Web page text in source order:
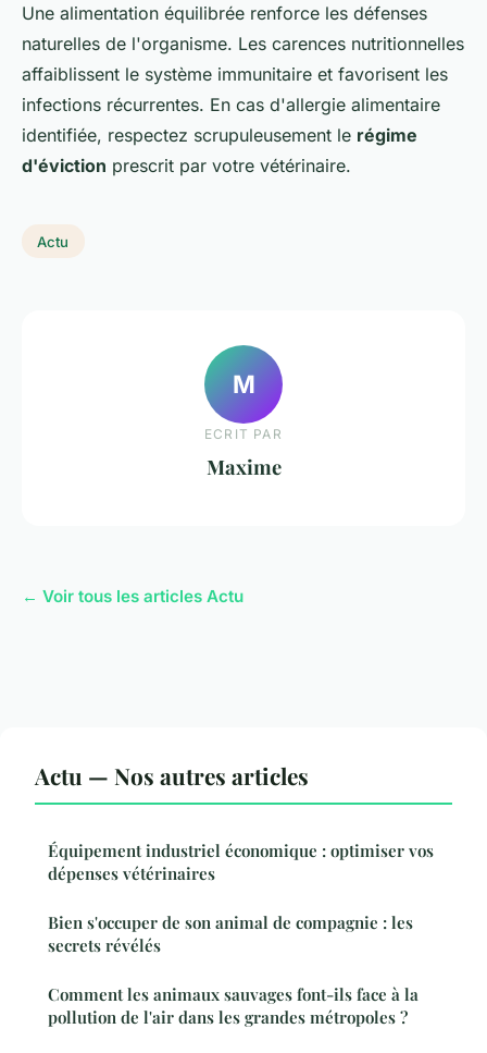
Une alimentation équilibrée renforce les défenses
naturelles de l'organisme. Les carences nutritionnelles
affaiblissent le système immunitaire et favorisent les
infections récurrentes. En cas d'allergie alimentaire
identifiée, respectez scrupuleusement le régime
d'éviction prescrit par votre vétérinaire.
Actu
M
ECRIT PAR
Maxime
← Voir tous les articles Actu
Actu — Nos autres articles
Équipement industriel économique : optimiser vos
dépenses vétérinaires
Bien s'occuper de son animal de compagnie : les
secrets révélés
Comment les animaux sauvages font-ils face à la
pollution de l'air dans les grandes métropoles ?